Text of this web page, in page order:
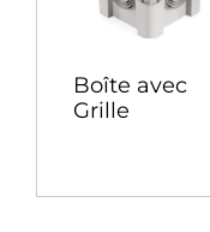
Boîte avec
Grille